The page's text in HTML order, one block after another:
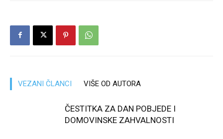
VEZANI ČLANCI VIŠE OD AUTORA
ČESTITKA ZA DAN POBJEDE I
DOMOVINSKE ZAHVALNOSTI